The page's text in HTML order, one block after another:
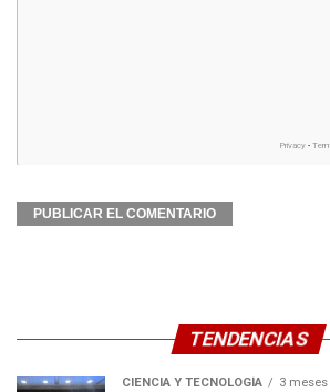
TENDENCIAS
CIENCIA Y TECNOLOGÍA 3